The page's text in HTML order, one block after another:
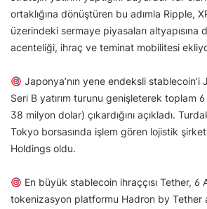
ortaklığına dönüştüren bu adımla Ripple,
üzerindeki sermaye piyasaları altyapısına
acenteliği, ihraç ve teminat mobilitesi
Japonya’nın yene endeksli stablecoin’i
Seri B yatırım turunu genişleterek toplam
38 milyon dolar) çıkardığını açıkladı.
Tokyo borsasında işlem gören lojistik
Holdings oldu.
En büyük stablecoin ihraççısı Tether, 6
tokenizasyon platformu Hadron by Tether